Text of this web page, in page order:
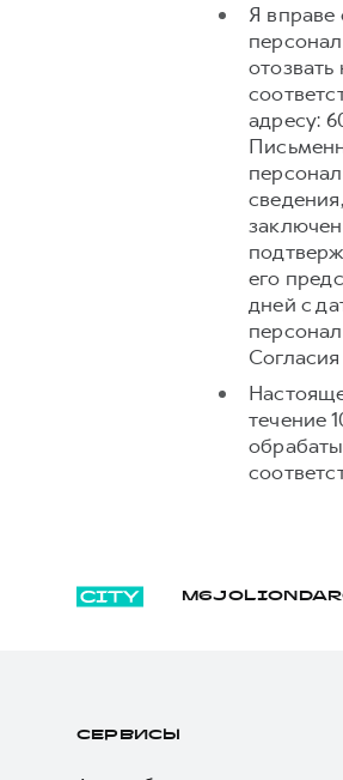
Я
адресу:
его
дней с
течение
M6JOLION
СЕРВИСЫ